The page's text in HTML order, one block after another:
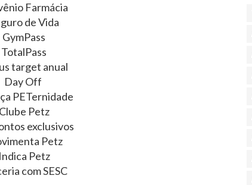
Farmácia
de Vida
GymPass
TotalPass
target anual
Day Off
PETernidade
Clube Petz
exclusivos
Petz
Indica Petz
com SESC